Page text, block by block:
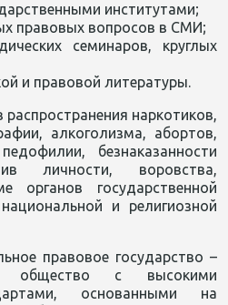
институтами;
правовых вопросов в СМИ;
семинаров, круглых
и правовой литературы.
наркотиков,
алкоголизма, абортов,
безнаказанности
личности, воровства,
органов государственной
и религиозной
правовое государство –
общество с высокими
основанными на